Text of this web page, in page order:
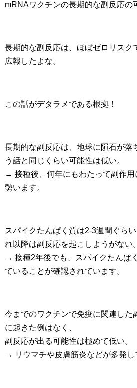
mRNAワクチンの長期的な副反応の
長期的な副反応は、ほぼゼロリスク
広報したよな。
この話がデタラメである根拠！
長期的な副反応は、地球に隕石が落
う話と同じくらい可能性は低い。
→ 接種後、何年にもわたって副作用
勢います。
スパイクたんぱく質は2-3週間ぐら
れ以降は副反応を起こしようがない。
→ 接種2年後でも、スパイクたんぱ
ていることが確認されています。
今までのワクチンで免疫に関連した
に起きた例はなく、
副反応が出る可能性は極めて低い。
→ リウマチや皮膚筋炎などが多発し